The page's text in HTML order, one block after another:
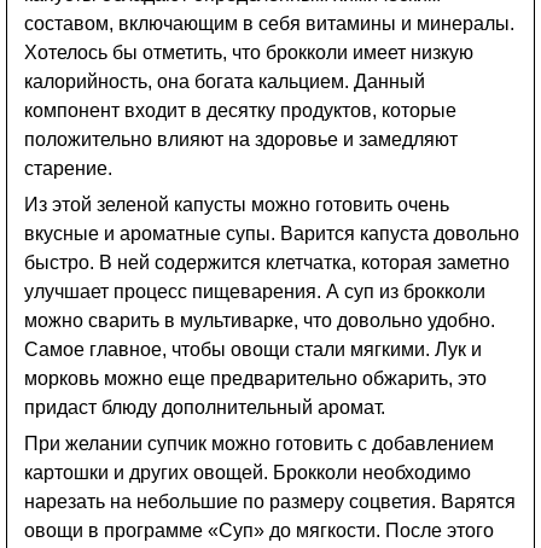
составом, включающим в себя витамины и минералы.
Хотелось бы отметить, что брокколи имеет низкую
калорийность, она богата кальцием. Данный
компонент входит в десятку продуктов, которые
положительно влияют на здоровье и замедляют
старение.
Из этой зеленой капусты можно готовить очень
вкусные и ароматные супы. Варится капуста довольно
быстро. В ней содержится клетчатка, которая заметно
улучшает процесс пищеварения. А суп из брокколи
можно сварить в мультиварке, что довольно удобно.
Самое главное, чтобы овощи стали мягкими. Лук и
морковь можно еще предварительно обжарить, это
придаст блюду дополнительный аромат.
При желании супчик можно готовить с добавлением
картошки и других овощей. Брокколи необходимо
нарезать на небольшие по размеру соцветия. Варятся
овощи в программе «Суп» до мягкости. После этого